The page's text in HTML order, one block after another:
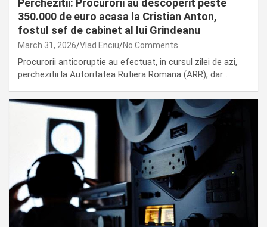
350.000 de euro acasa la Cristian Anton,
fostul sef de cabinet al lui Grindeanu
March 31, 2026 Vlad Enciu No Comments
Procurorii anticoruptie au efectuat, in cursul zilei de azi,
perchezitii la Autoritatea Rutiera Romana (ARR), dar…